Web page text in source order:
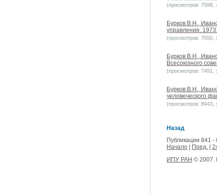
(просмотров: 7598,
Бурков В.Н.,
управления.
(просмотров: 7550,
Бурков В.Н.,
Всесоюзного
(просмотров: 7491,
Бурков В.Н.,
человеческого
(просмотров: 8443,
Назад
Публикации 841 -
Начало
Пред.
ИПУ РАН © 2007.